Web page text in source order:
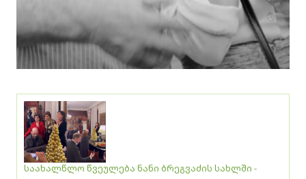
საახალწლო წვეულება ნანი ბრეგვაძის სახლში -